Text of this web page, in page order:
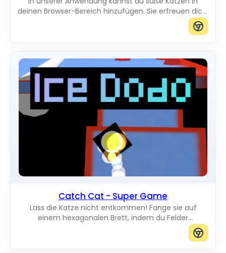
deinen Browser-Bereich hinzufügen. Sie erfreuen dich,
während sie über den Bildschirm laufen. Du kannst
Katzen in jeder gewünschten Größe hinzufügen.
Catch Cat - Super Game
Lass die Katze nicht entkommen! Fange sie auf
einem hexagonalen Brett, indem du Felder
verdunkelst und jeden Weg zum Rand blockierst.